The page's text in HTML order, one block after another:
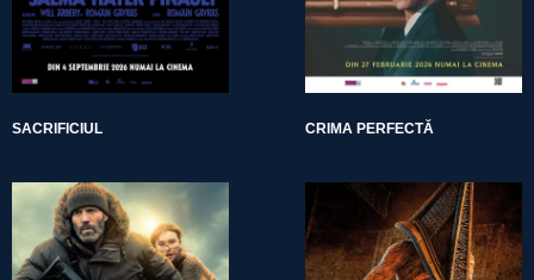
SACRIFICIUL CRIMA PERFECTĂ